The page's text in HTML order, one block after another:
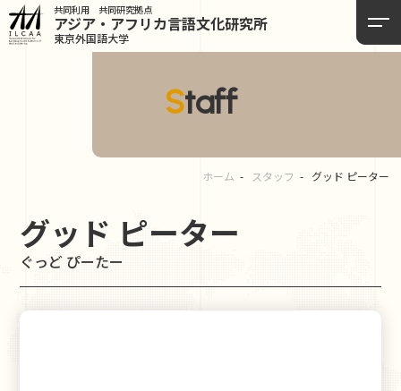
共同利用 共同研究拠点
アジア・アフリカ言語文化研究所
東京外国語大学
Staff
ホーム スタッフ グッド ピーター
グッド ピーター
ぐっど ぴーたー